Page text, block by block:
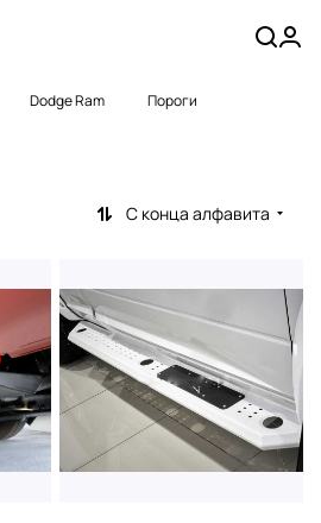
Dodge Ram Пороги
С конца алфавита